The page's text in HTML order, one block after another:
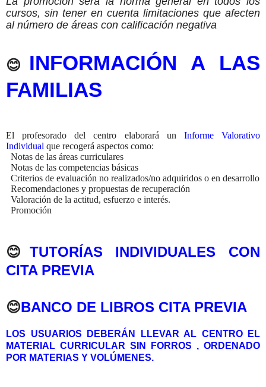
cursos, sin tener en cuenta limitaciones que afecten
al número de áreas con calificación negativa
😊 INFORMACIÓN A LAS
FAMILIAS
El profesorado del centro elaborará un Informe Valorativo
Individual que recogerá aspectos como:
Notas de las áreas curriculares
Notas de las competencias básicas
Criterios de evaluación no realizados/no adquiridos o en desarrollo
Recomendaciones y propuestas de recuperación
Valoración de la actitud, esfuerzo e interés.
Promoción
😊 TUTORÍAS INDIVIDUALES CON
CITA PREVIA
😊BANCO DE LIBROS CITA PREVIA
LOS USUARIOS DEBERÁN LLEVAR AL CENTRO EL
MATERIAL CURRICULAR SIN FORROS , ORDENADO
POR MATERIAS Y VOLÚMENES.